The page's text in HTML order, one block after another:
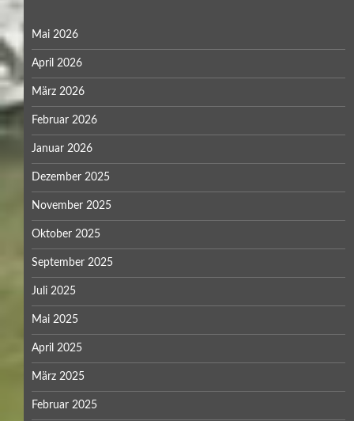
Mai 2026
April 2026
März 2026
Februar 2026
Januar 2026
Dezember 2025
November 2025
Oktober 2025
September 2025
Juli 2025
Mai 2025
April 2025
März 2025
Februar 2025